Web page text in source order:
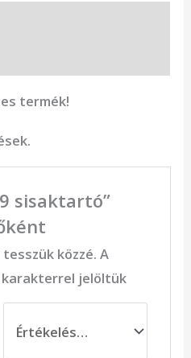
termék!
sisaktartó”
közzé. A
jelöltük